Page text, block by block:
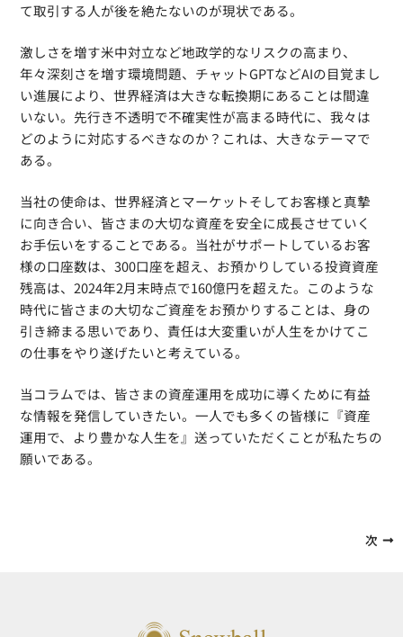
て取引する人が後を絶たないのが現状である。
激しさを増す米中対立など地政学的なリスクの高まり、
年々深刻さを増す環境問題、チャットGPTなどAIの目覚まし
い進展により、世界経済は大きな転換期にあることは間違
いない。先行き不透明で不確実性が高まる時代に、我々は
どのように対応するべきなのか？これは、大きなテーマで
ある。
当社の使命は、世界経済とマーケットそしてお客様と真摯
に向き合い、皆さまの大切な資産を安全に成長させていく
お手伝いをすることである。当社がサポートしているお客
様の口座数は、300口座を超え、お預かりしている投資資産
残高は、2024年2月末時点で160億円を超えた。このような
時代に皆さまの大切なご資産をお預かりすることは、身の
引き締まる思いであり、責任は大変重いが人生をかけてこ
の仕事をやり遂げたいと考えている。
当コラムでは、皆さまの資産運用を成功に導くために有益
な情報を発信していきたい。一人でも多くの皆様に『資産
運用で、より豊かな人生を』送っていただくことが私たちの
願いである。
次